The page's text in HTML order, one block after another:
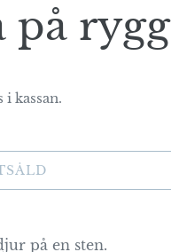
på rygg
i kassan.
på en sten.